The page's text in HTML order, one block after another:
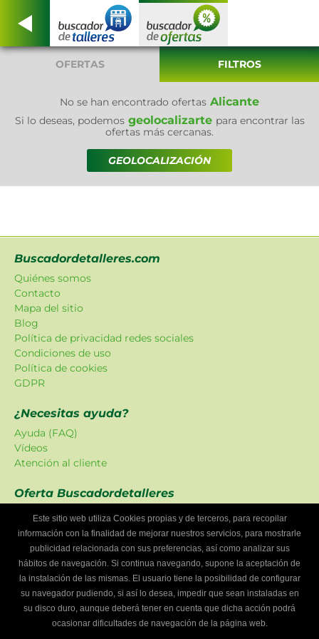
OFERTAS FILTROS
No se han encontrado ofertas Alicante
Si lo deseas, podemosgeolocalizarte para encontrar las
ofertas más cercanas.
GEOLOCALIZACIÓN
Buscadordetalleres.com
Quiénes somos
Contacto
Mapa del sitio
Blog
Política de privacidad redes sociales
Condiciones de uso
Política de cookies
GDPR
¿Necesitas ayuda?
Ayuda (FAQ)
Vídeos
Atención al cliente
Oferta Buscadordetalleres
Las promociones han sido creadas en exclusiva para
nuestra plataforma.
¿Eres un taller mecánico?
Escríbenos y te informaremos cómo formar parte de
Buscador de talleres.
Infórmate
Este sitio web utiliza Cookies propias y de terceros, para recopilar
información con la finalidad de mejorar nuestros servicios, para mostrarle
publicidad relacionada con sus preferencias, así como analizar sus
hábitos de navegación. Si continua navegando, supone la aceptación de
la instalación de las mismas. El usuario tiene la posibilidad de configurar
su navegador pudiendo, si así lo desea, impedir que sean instaladas en
su disco duro, aunque deberá tener en cuenta que dicha acción podrá
ocasionar dificultades de navegación de la página web.